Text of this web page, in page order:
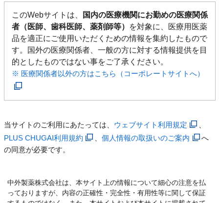
このWebサイトは、
国内の医療機関にお勤めの医療関係
者（医師、歯科医師、薬剤師等）
を対象に、医療用医薬
品を適正にご使用いただくための情報を集約したもので
す。国外の医療関係者、一般の方に対する情報提供を目
的としたものではない事をご了承ください。
※ 医療関係者以外の方はこちら（コーポレートサイトへ）
当サイトのご利用にあたっては、 ウェブサイト利用規定
PLUS CHUGAI利用規約
、個人情報の取扱いのご案内
へ
の同意が必要です。
中外製薬株式会社は、本サイト上の情報について細心の注意を払
っておりますが、内容の正確性・完全性・有用性等に関して保証